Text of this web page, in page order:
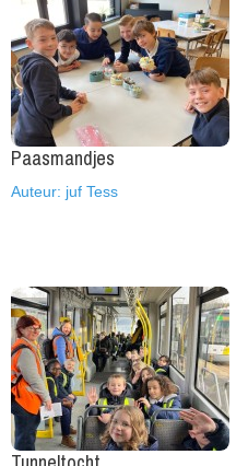
Paasmandjes
Auteur: juf Tess